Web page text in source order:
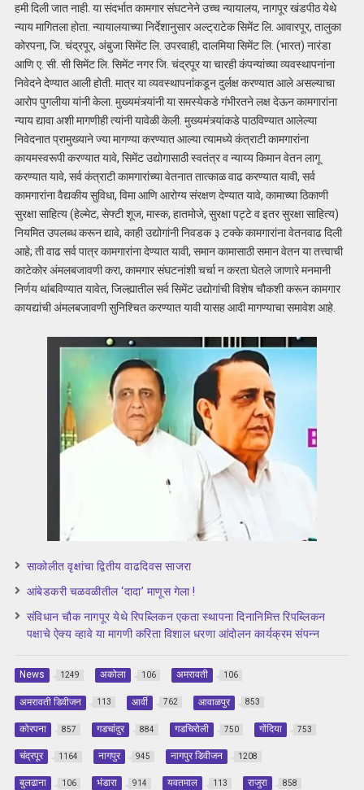
हमी दिली जात नाही. या संदर्भात कामगार संघटनेने उच्च न्यायालय, नागपूर खंडपीठ येथे
न्याय मागितला होता. न्यायालयाच्या निर्देशानुसार अल्ट्राटेक सिमेंट लि. आवारपूर, तालुका
कोरपना, जि. चंद्रपूर, अंबुजा सिमेंट लि. उपरवाही, दालमिया सिमेंट लि. (भारत) नारंडा
आणि ए. सी. सी सिमेंट लि. सिमेंट नगर जि. चंद्रपूर या चारही कंपन्यांच्या व्यवस्थापनांना
निवेदने देण्यात आली होती. मात्र या व्यवस्थापनांकडून दुर्लक्ष करण्यात आले असल्याचा
आरोप पुगलीया यांनी केला. मुख्यमंत्र्यांनी या समस्येकडे गंभीरतने लक्ष देऊन कामगारांना
न्याय द्यावा अशी मागणीही त्यांनी यावेळी केली. मुख्यमंत्र्यांकडे पाठविण्यात आलेल्या
निवेदनात प्रामुख्याने ज्या मागण्या करण्यात आल्या त्यामध्ये कंत्राटी कामगारांना
कायमस्वरूपी करण्यात यावे, सिमेंट उद्योगासाठी स्वतंत्र व न्याय्य किमान वेतन लागू
करण्यात यावे, सर्व कंत्राटी कामगारांच्या वेतनात तात्काळ वाढ करण्यात यावी, सर्व
कामगारांना वैद्यकीय सुविधा, विमा आणि आरोग्य संरक्षण देण्यात यावे, कामाच्या ठिकाणी
सुरक्षा साहित्य (हेल्मेट, सेफ्टी शूज, मास्क, हातमोजे, सुरक्षा पट्टे व इतर सुरक्षा साहित्य)
नियमित उपलब्ध करून द्यावे, काही उद्योगांनी निवडक ३ टक्के कामगारांना वेतनवाढ दिली
आहे; ती वाढ सर्व पात्र कामगारांना देण्यात यावी, समान कामासाठी समान वेतन या तत्त्वाची
काटेकोर अंमलबजावणी करा, कामगार संघटनांशी चर्चा न करता घेतले जाणारे मनमानी
निर्णय थांबविण्यात यावेत, जिल्ह्यातील सर्व सिमेंट उद्योगांची विशेष चौकशी करून कामगार
कायद्यांची अंमलबजावणी सुनिश्चित करण्यात यावी यासह आदी मागण्याचा समावेश आहे.
साकोलीत वृक्षांचा द्वितीय वाढदिवस साजरा
आंबेडकरी चळवळीतील ‘दादा’ माणूस गेला !
संविधान चौक नागपूर येथे रिपब्लिकन एकता स्थापना दिनानिमित्त रिपब्लिकन
पक्षाचे ऐक्य व्हावे या मागणी करिता विशाल धरणा आंदोलन कार्यक्रम संपन्न
News 1249 अकोला 106 अमरावती 106
अमरावती डिवीजन 113 आर्वी 762 आवाळपुर 853
कोरपना 857 गडचांदुर 884 गडचिरोली 750 गोंदिया 753
चंद्रपूर 1164 नागपुर 945 नागपुर डिवीजन 1208
बुलढाना 106 भंडारा 914 यवतमाल 113 राजुरा 858